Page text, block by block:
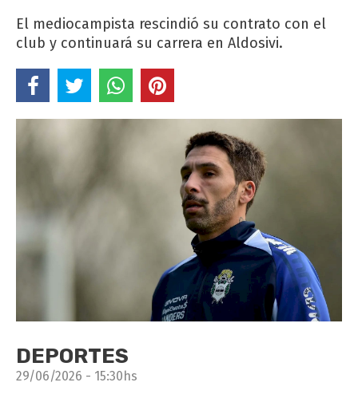
El mediocampista rescindió su contrato con el
club y continuará su carrera en Aldosivi.
DEPORTES
29/06/2026 - 15:30hs